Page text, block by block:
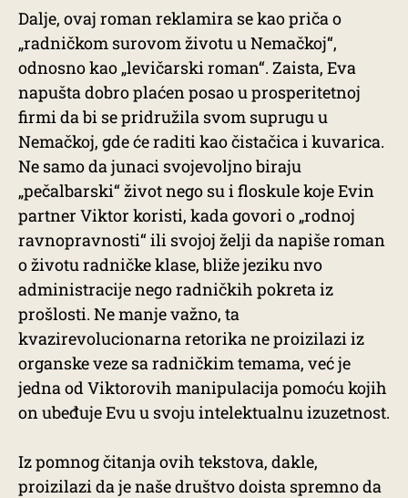
Dalje, ovaj roman reklamira se kao priča o
„radničkom surovom životu u Nemačkoj“,
odnosno kao „levičarski roman“. Zaista, Eva
napušta dobro plaćen posao u prosperitetnoj
firmi da bi se pridružila svom suprugu u
Nemačkoj, gde će raditi kao čistačica i kuvarica.
Ne samo da junaci svojevoljno biraju
„pečalbarski“ život nego su i floskule koje Evin
partner Viktor koristi, kada govori o „rodnoj
ravnopravnosti“ ili svojoj želji da napiše roman
o životu radničke klase, bliže jeziku nvo
administracije nego radničkih pokreta iz
prošlosti. Ne manje važno, ta
kvazirevolucionarna retorika ne proizilazi iz
organske veze sa radničkim temama, već je
jedna od Viktorovih manipulacija pomoću kojih
on ubeđuje Evu u svoju intelektualnu izuzetnost.
Iz pomnog čitanja ovih tekstova, dakle,
proizilazi da je naše društvo doista spremno da